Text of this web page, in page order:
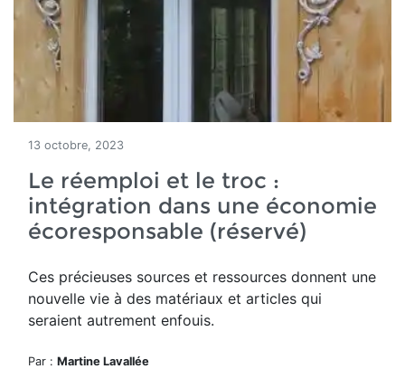
13 octobre, 2023
Le réemploi et le troc :
intégration dans une économie
écoresponsable (réservé)
Ces précieuses sources et ressources donnent une
nouvelle vie à des matériaux et articles qui
seraient autrement enfouis.
Par : Martine Lavallée